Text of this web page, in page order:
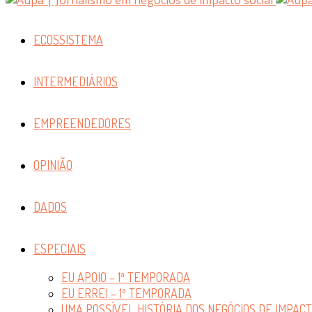
ECOSSISTEMA
INTERMEDIÁRIOS
EMPREENDEDORES
OPINIÃO
DADOS
ESPECIAIS
EU APOIO – 1ª TEMPORADA
EU ERREI – 1ª TEMPORADA